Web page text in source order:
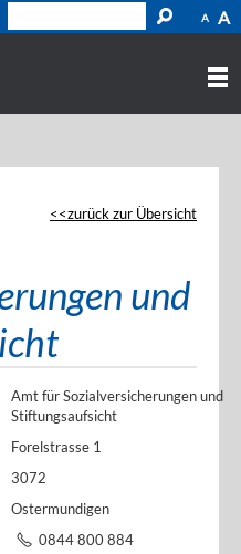
A A
zurück zur Übersicht
und
Amt für Sozialversicherungen und
Stiftungsaufsicht
Forelstrasse 1
3072
Ostermundigen
0844 800 884